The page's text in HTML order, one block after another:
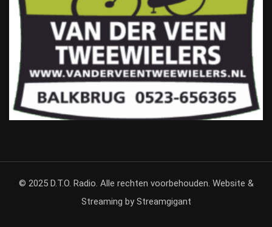
© 2025 D.T.O. Radio. Alle rechten voorbehouden. Website &
Streaming by Streamgigant